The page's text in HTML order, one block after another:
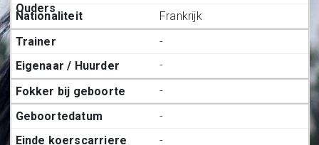
Frankrijk
-
-
-
-
-